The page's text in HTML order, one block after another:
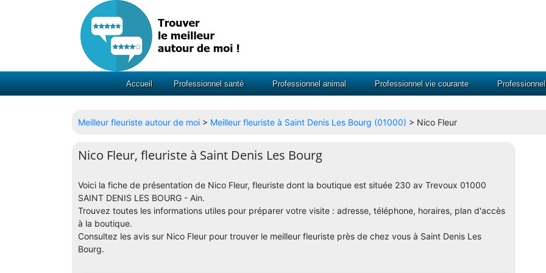
Accueil Professionnel santé Professionnel animal Professionnel vie courante
Meilleur fleuriste autour de moi > Meilleur fleuriste à Saint Denis Les Bourg (01000) > Nico Fleur
Nico Fleur, fleuriste à Saint Denis Les Bourg
Voici la fiche de présentation de Nico Fleur, fleuriste dont la boutique est située 230 av Trevoux 01000
SAINT DENIS LES BOURG - Ain.
Trouvez toutes les informations utiles pour préparer votre visite : adresse, téléphone, horaires, plan d'accès
à la boutique.
Consultez les avis sur Nico Fleur pour trouver le meilleur fleuriste près de chez vous à Saint Denis Les
Bourg.